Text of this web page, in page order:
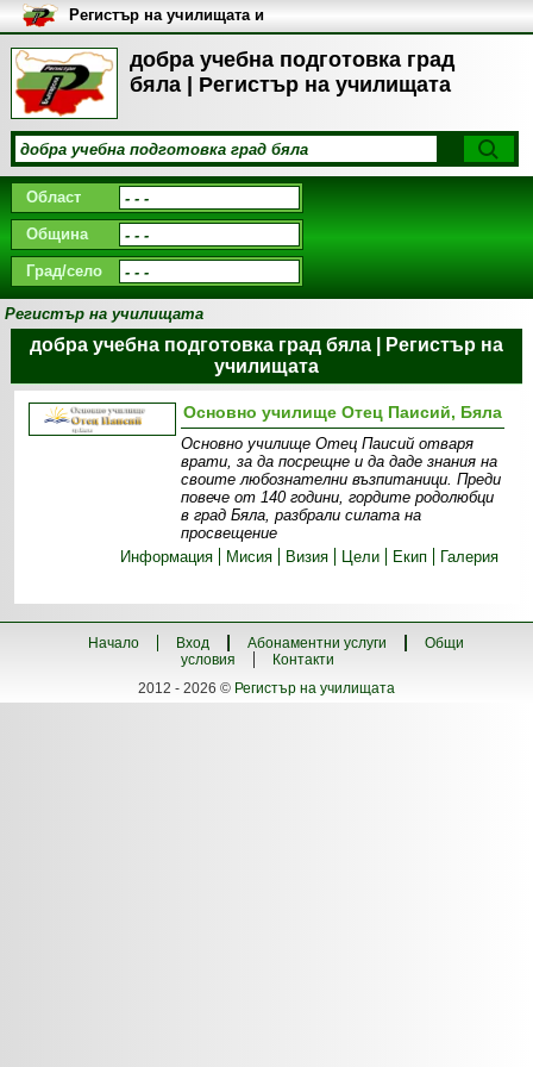
добра учебна подготовка град
бяла | Регистър на училищата
Регистър на училищата и
университетите в България
Област
Община
Град/село
Регистър на училищата
добра учебна подготовка град бяла | Регистър на
училищата
Основно училище Отец Паисий, Бяла
Основно училище Отец Паисий отваря
врати, за да посрещне и да даде знания на
своите любознателни възпитаници. Преди
повече от 140 години, гордите родолюбци
в град Бяла, разбрали силата на
просвещение
Информация
Мисия Визия Цели Екип Галерия
Начало Вход Абонаментни услуги
Общи
условия
Контакти
2012 - 2026 © Регистър на училищата